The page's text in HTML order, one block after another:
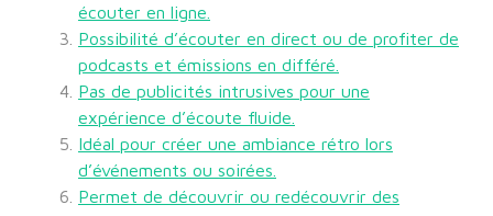
écouter en ligne.
Possibilité d’écouter en direct ou de profiter de
podcasts et émissions en différé.
Pas de publicités intrusives pour une
expérience d’écoute fluide.
Idéal pour créer une ambiance rétro lors
d’événements ou soirées.
Permet de découvrir ou redécouvrir des